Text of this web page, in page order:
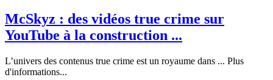
McSkyz : des vidéos true crime sur
YouTube à la construction ...
L’univers des contenus true crime est un royaume dans ... Plus
d'informations...